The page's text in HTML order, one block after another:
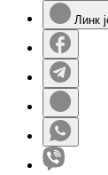
Линк